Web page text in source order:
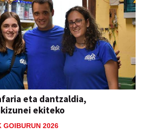
eta dantzaldia,
ekiteko
GOIBURUN 2026